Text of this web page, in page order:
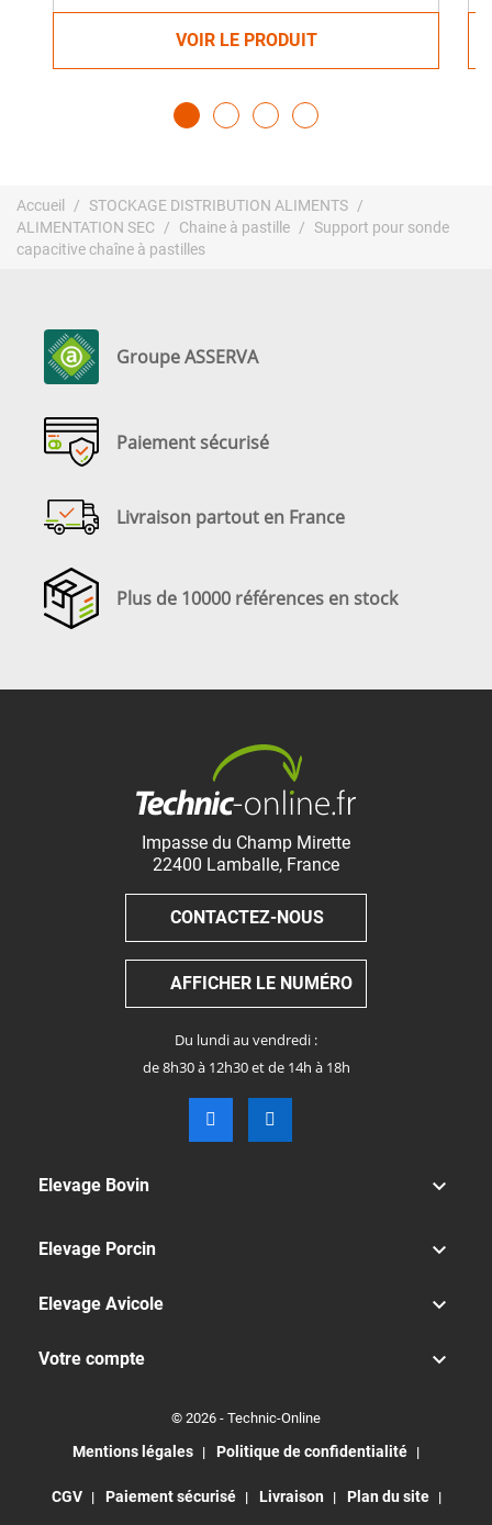
VOIR LE PRODUIT
Accueil
STOCKAGE DISTRIBUTION ALIMENTS
ALIMENTATION SEC
Chaine à pastille
Support pour sonde
capacitive chaîne à pastilles
Groupe ASSERVA
Paiement sécurisé
Livraison partout en France
Plus de 10000 références en stock
Impasse du Champ Mirette
22400 Lamballe, France
CONTACTEZ-NOUS
AFFICHER LE NUMÉRO
Du lundi au vendredi :
de 8h30 à 12h30 et de 14h à 18h
Elevage Bovin 
Elevage Porcin 
Elevage Avicole 
Votre compte 
© 2026 - Technic-Online
Mentions légales Politique de confidentialité
CGV Paiement sécurisé Livraison Plan du site